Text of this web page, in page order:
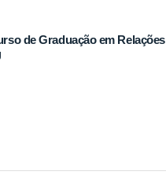
de Graduação em Relações